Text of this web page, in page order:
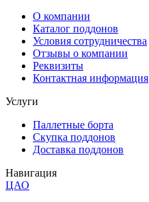
О компании
Каталог поддонов
Условия сотрудничества
Отзывы о компании
Реквизиты
Контактная информация
Услуги
Паллетные борта
Скупка поддонов
Доставка поддонов
Навигация
ЦАО